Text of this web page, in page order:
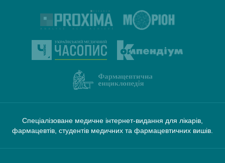
Спеціалізоване медичне інтернет-видання для лікарів,
фармацевтів, студентів медичних та фармацевтичних вишів.